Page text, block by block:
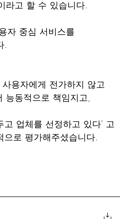
라고 할 수 있습니다.
자 중심 서비스를
.
용자에게 전가하지 않고
동적으로 책임지고,
업체를 선정하고 있다' 고
로 평가해주셨습니다.